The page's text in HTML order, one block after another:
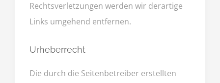
Rechtsverletzungen werden wir derartige
Links umgehend entfernen.
Urheberrecht
Die durch die Seitenbetreiber erstellten